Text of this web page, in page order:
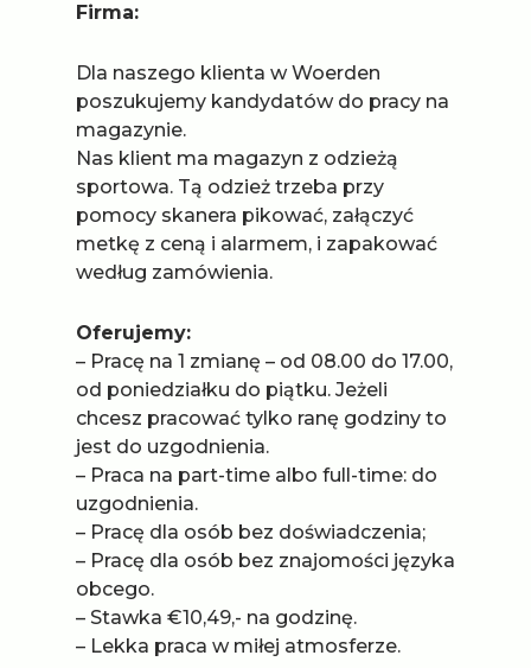
Firma:
Dla naszego klienta w Woerden
poszukujemy kandydatów do pracy na
magazynie.
Nas klient ma magazyn z odzieżą
sportowa. Tą odzież trzeba przy
pomocy skanera pikować, załączyć
metkę z ceną i alarmem, i zapakować
według zamówienia.
Oferujemy:
– Pracę na 1 zmianę – od 08.00 do 17.00,
od poniedziałku do piątku. Jeżeli
chcesz pracować tylko ranę godziny to
jest do uzgodnienia.
– Praca na part-time albo full-time: do
uzgodnienia.
– Pracę dla osób bez doświadczenia;
– Pracę dla osób bez znajomości języka
obcego.
– Stawka €10,49,- na godzinę.
– Lekka praca w miłej atmosferze.